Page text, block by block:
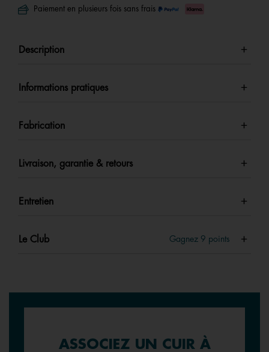
Paiement en plusieurs fois sans frais
Description
Informations pratiques
Fabrication
Livraison, garantie & retours
Entretien
Le Club Gagnez 9 points
ASSOCIEZ UN CUIR À